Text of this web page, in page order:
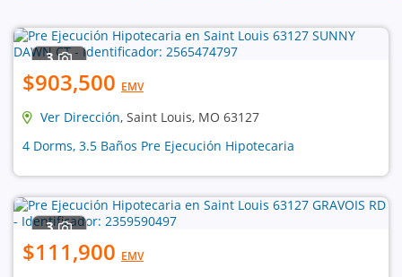
3
$903,500 EMV
Ver Dirección, Saint Louis, MO 63127
4 Dorms, 3.5 Baños Pre Ejecución Hipotecaria
3
$111,900 EMV